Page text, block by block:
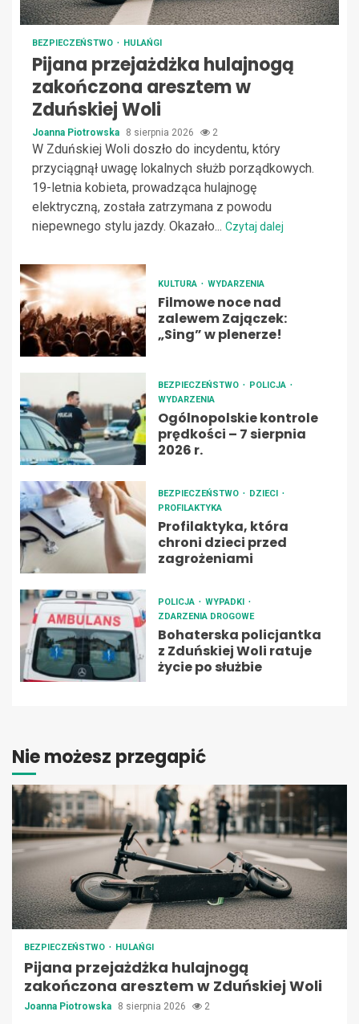
BEZPIECZEŃSTWO HULAŃGI
Pijana przejażdżka hulajnogą
zakończona aresztem w
Zduńskiej Woli
Joanna Piotrowska 8 sierpnia 2026 2
W Zduńskiej Woli doszło do incydentu, który
przyciągnął uwagę lokalnych służb porządkowych.
19-letnia kobieta, prowadząca hulajnogę
elektryczną, została zatrzymana z powodu
niepewnego stylu jazdy. Okazało... Czytaj dalej
KULTURA WYDARZENIA
Filmowe noce nad
zalewem Zajączek:
„Sing” w plenerze!
BEZPIECZEŃSTWO
POLICJA
WYDARZENIA
Ogólnopolskie kontrole
prędkości – 7 sierpnia
2026 r.
BEZPIECZEŃSTWO
DZIECI
PROFILAKTYKA
Profilaktyka, która
chroni dzieci przed
zagrożeniami
POLICJA
WYPADKI
ZDARZENIA DROGOWE
Bohaterska policjantka
z Zduńskiej Woli ratuje
życie po służbie
Nie możesz przegapić
BEZPIECZEŃSTWO HULAŃGI
Pijana przejażdżka hulajnogą
zakończona aresztem w Zduńskiej Woli
Joanna Piotrowska 8 sierpnia 2026 2